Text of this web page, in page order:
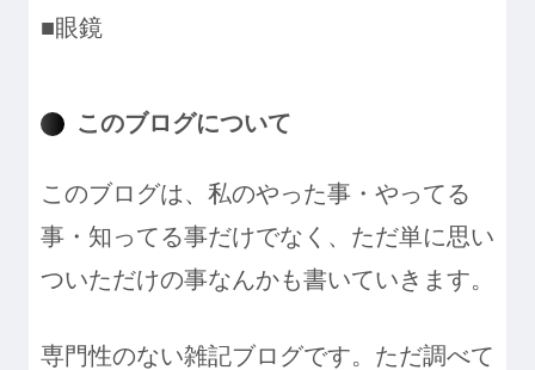
■眼鏡
このブログについて
このブログは、私のやった事・やってる
事・知ってる事だけでなく、ただ単に思い
ついただけの事なんかも書いていきます。
専門性のない雑記ブログです。ただ調べて